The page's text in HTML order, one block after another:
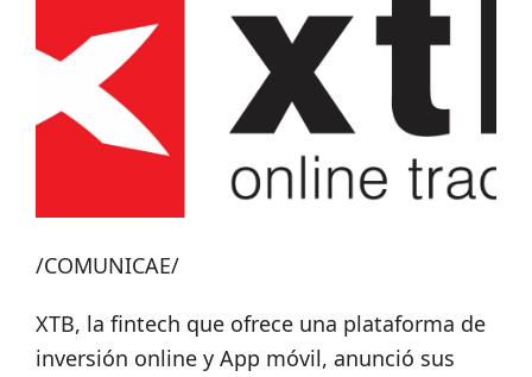
/COMUNICAE/
XTB, la fintech que ofrece una plataforma de
inversión online y App móvil, anunció sus